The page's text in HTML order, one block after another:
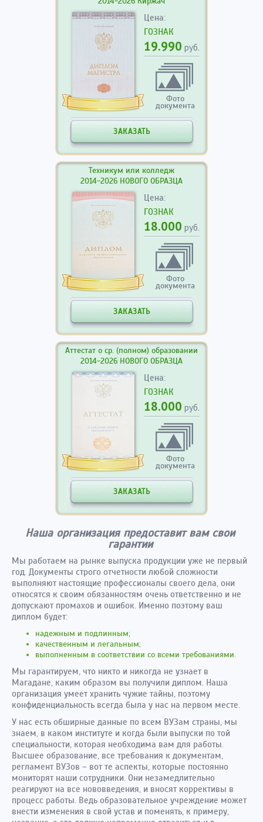
Цена:
ГОЗНАК
19.990 руб.
Фото
документа
ЗАКАЗАТЬ
Техникум или колледж
2014-2026 НОВОГО ОБРАЗЦА
Цена:
ГОЗНАК
18.000 руб.
Фото
документа
ЗАКАЗАТЬ
Аттестат о ср. (полном) образовании
2014-2026 НОВОГО ОБРАЗЦА
Цена:
ГОЗНАК
18.000 руб.
Фото
документа
ЗАКАЗАТЬ
Наша организация предоставит вам свои
гарантии
Мы работаем на рынке выпуска продукции уже не первый
год. Документы строго отчетности любой сложности
выполняют настоящие профессионалы своего дела, они
относятся к своим обязанностям очень ответственно и не
допускают промахов и ошибок. Именно поэтому ваш
диплом будет:
надежным и подлинным;
качественным и легальным;
выполненным в соответствии со всеми требованиями.
Мы гарантируем, что никто и никогда не узнает в
Магадане, каким образом вы получили диплом. Наша
организация умеет хранить чужие тайны, поэтому
конфиденциальность всегда была у нас на первом месте.
У нас есть обширные данные по всем ВУЗам страны, мы
знаем, в каком институте и когда были выпуски по той
специальности, которая необходима вам для работы.
Высшее образование, все требования к документам,
регламент ВУЗов – вот те аспекты, которые постоянно
мониторят наши сотрудники. Они незамедлительно
реагируют на все нововведения, и вносят коррективы в
процесс работы. Ведь образовательное учреждение может
внести изменения в свой устав и поменять, к примеру,